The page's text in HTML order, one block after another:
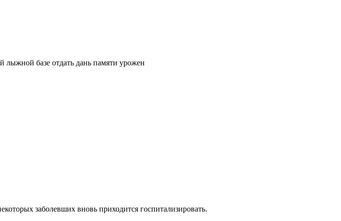
лыжной базе отдать дань памяти урожен
заболевших вновь приходится госпитализировать.